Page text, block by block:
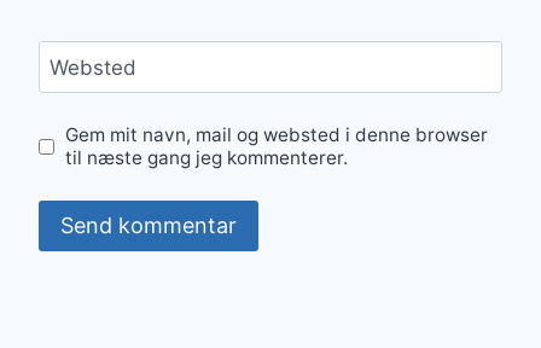
Websted
Gem mit navn, mail og websted i denne browser
til næste gang jeg kommenterer.